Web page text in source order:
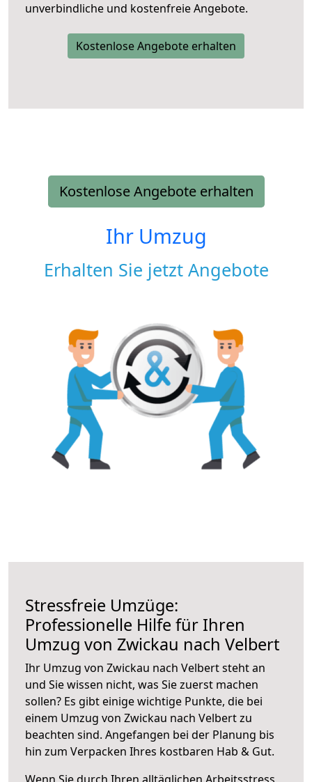
unverbindliche und kostenfreie Angebote.
Kostenlose Angebote erhalten
Kostenlose Angebote erhalten
Ihr Umzug
Erhalten Sie jetzt Angebote
Stressfreie Umzüge:
Professionelle Hilfe für Ihren
Umzug von Zwickau nach Velbert
Ihr Umzug von Zwickau nach Velbert steht an
und Sie wissen nicht, was Sie zuerst machen
sollen? Es gibt einige wichtige Punkte, die bei
einem Umzug von Zwickau nach Velbert zu
beachten sind. Angefangen bei der Planung bis
hin zum Verpacken Ihres kostbaren Hab & Gut.